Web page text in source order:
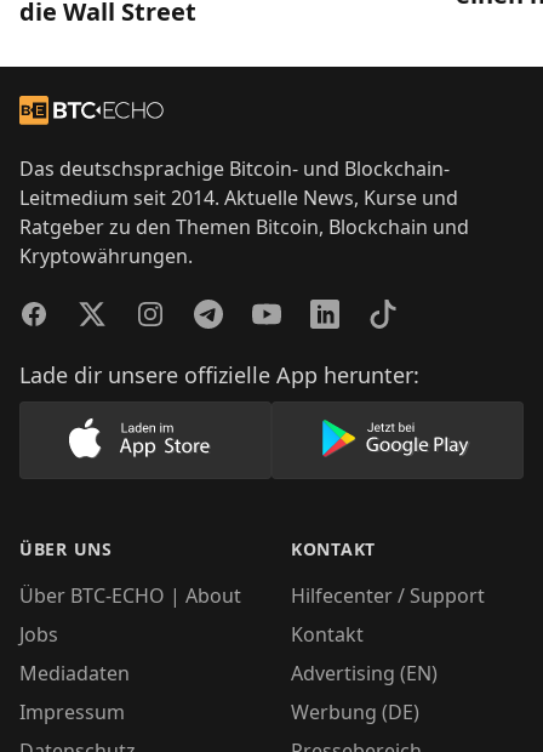
die Wall Street
Zur Startseite
Das deutschsprachige Bitcoin- und Blockchain-
Leitmedium seit 2014. Aktuelle News, Kurse und
Ratgeber zu den Themen Bitcoin, Blockchain und
Kryptowährungen.
FacebookTwitterInstagramTelegramYouTubeLinkedInTikTok
Lade dir unsere offizielle App herunter:
Lade unsere App im AppStore herunter
Lade unsere
ÜBER UNS
Über BTC-ECHO | About
Jobs
Mediadaten
Impressum
KONTAKT
Hilfecenter / Support
Kontakt
Advertising (EN)
Werbung (DE)